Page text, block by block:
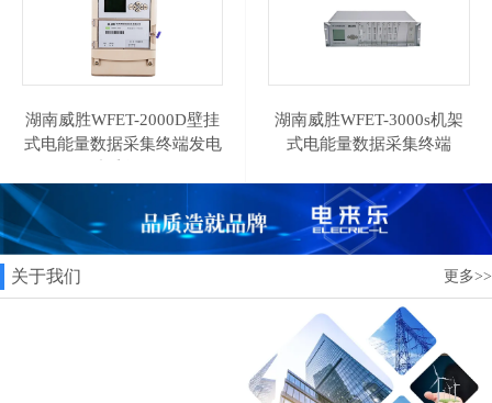
湖南威胜WFET-2000D壁挂
式电能量数据采集终端发电
湖南威胜WFET-3000s机架
式电能量数据采集终端
关于我们 更多>>